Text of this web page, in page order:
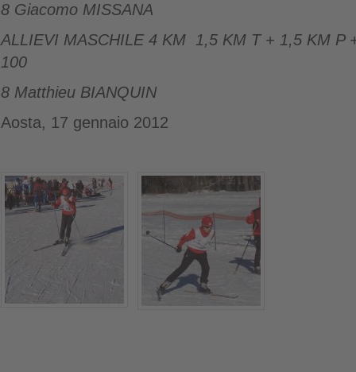
8 Giacomo MISSANA
ALLIEVI MASCHILE 4 KM 1,5 KM T + 1,5 KM
100
8 Matthieu BIANQUIN
Aosta, 17 gennaio 2012